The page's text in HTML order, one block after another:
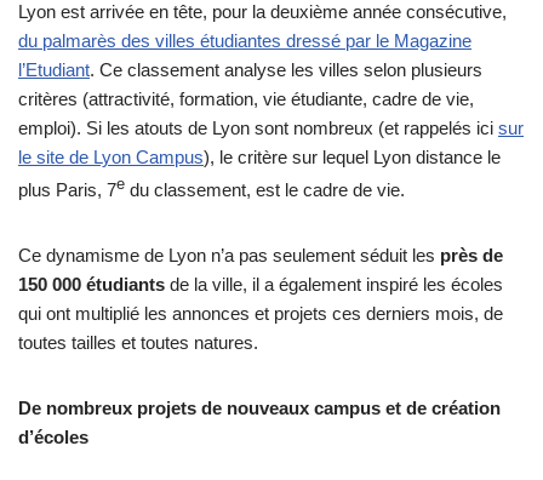
Lyon est arrivée en tête, pour la deuxième année consécutive,
du palmarès des villes étudiantes dressé par le Magazine
l’Etudiant. Ce classement analyse les villes selon plusieurs
critères (attractivité, formation, vie étudiante, cadre de vie,
emploi). Si les atouts de Lyon sont nombreux (et rappelés ici sur
le site de Lyon Campus), le critère sur lequel Lyon distance le
plus Paris, 7e du classement, est le cadre de vie.
Ce dynamisme de Lyon n’a pas seulement séduit les près de
150 000 étudiants de la ville, il a également inspiré les écoles
qui ont multiplié les annonces et projets ces derniers mois, de
toutes tailles et toutes natures.
De nombreux projets de nouveaux campus et de création
d’écoles